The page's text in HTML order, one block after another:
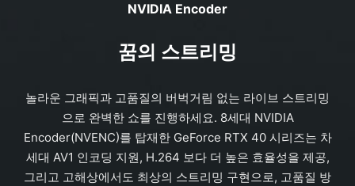
NVIDIA Encoder
꿈의 스트리밍
놀라운 그래픽과 고품질의 버벅거림 없는 라이브 스트리밍
으로 완벽한 쇼를 진행하세요. 8세대 NVIDIA
Encoder(NVENC)를 탑재한 GeForce RTX 40 시리즈는 차
세대 AV1 인코딩 지원, H.264 보다 더 높은 효율성을 제공,
그리고 고해상에서도 최상의 스트리밍 구현으로, 고품질 방